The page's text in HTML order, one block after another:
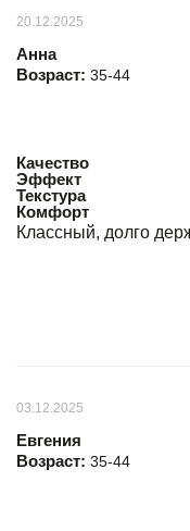
20.12.2025
Анна
Возраст: 35-44
Качество
Эффект
Текстура
Комфорт
Классный, долго
03.12.2025
Евгения
Возраст: 35-44